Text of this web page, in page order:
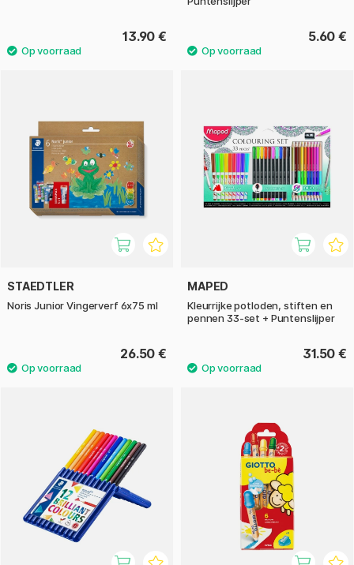
13.90 € 5.60 €
STAEDTLER
Noris Junior Vingerverf 6x75 ml
26.50 €
MAPED
Kleurrijke potloden, stiften en
pennen 33-set + Puntenslijper
31.50 €